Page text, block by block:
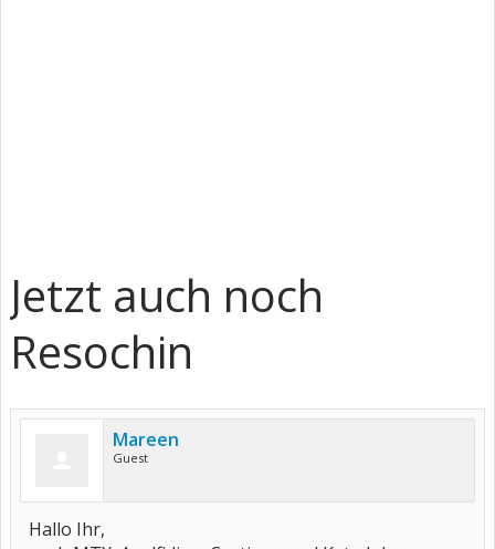
Jetzt auch noch
Resochin
Mareen
Guest
Hallo Ihr,